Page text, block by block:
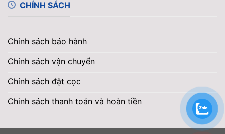
CHÍNH SÁCH
Chính sách bảo hành
Chính sách vận chuyển
Chính sách đặt cọc
Chinh sách thanh toán và hoàn tiền